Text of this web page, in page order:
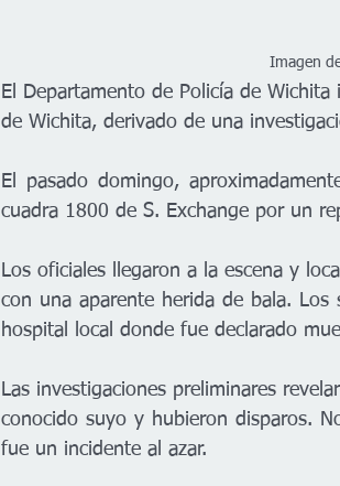
El Departamento de Policía de
de Wichita, derivado de una
El pasado domingo,
cuadra 1800 de S. Exchange por un
Los oficiales llegaron a la escena y
con una aparente herida de bala. Los
hospital local donde fue declarado
Las investigaciones preliminares
conocido suyo y hubieron disparos.
fue un incidente al azar.